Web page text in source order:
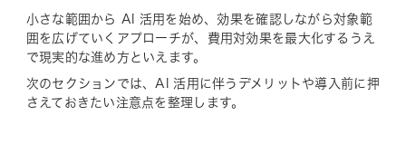
小さな範囲から AI 活用を始め、効果を確認しながら対象範
囲を広げていくアプローチが、費用対効果を最大化するうえ
で現実的な進め方といえます。
次のセクションでは、AI 活用に伴うデメリットや導入前に押
さえておきたい注意点を整理します。